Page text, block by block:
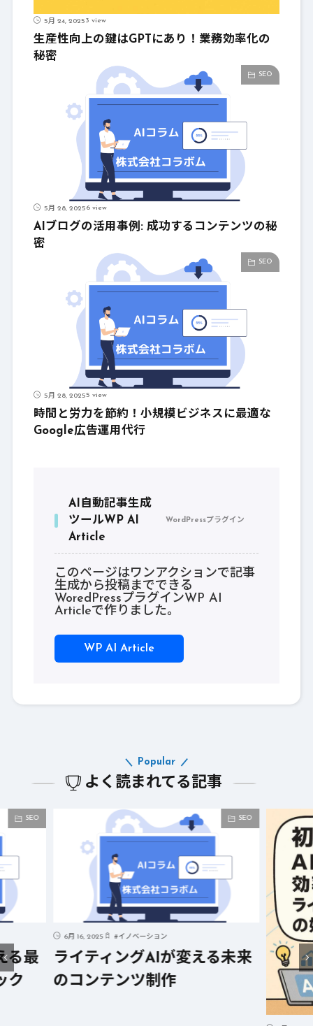
5月 24, 20253 view
生産性向上の鍵はGPTにあり！業務効率化の
秘密
SEO
5月 28, 20256 view
AIブログの活用事例: 成功するコンテンツの秘
密
SEO
5月 28, 20255 view
時間と労力を節約！小規模ビジネスに最適な
Google広告運用代行
AI自動記事生成
ツールWP AI
Article
WordPressプラグイン
このページはワンアクションで記事
生成から投稿までできる
WoredPressプラグインWP AI
Articleで作りました。
WP AI Article
よく読まれてる記事
Popular
SEO
未来
SEO